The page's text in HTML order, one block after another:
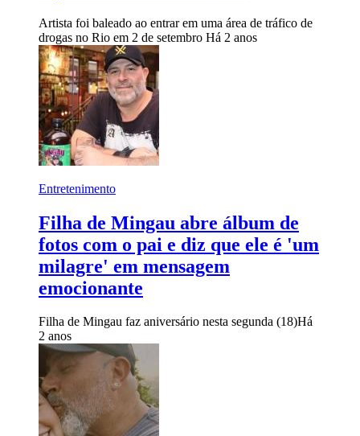
Artista foi baleado ao entrar em uma área de tráfico de
drogas no Rio em 2 de setembro Há 2 anos
Entretenimento
Filha de Mingau abre álbum de
fotos com o pai e diz que ele é 'um
milagre' em mensagem
emocionante
Filha de Mingau faz aniversário nesta segunda (18)Há
2 anos